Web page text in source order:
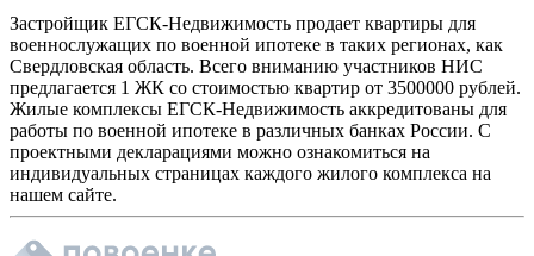
Застройщик ЕГСК-Недвижимость продает квартиры для
военнослужащих по военной ипотеке в таких регионах, как
Свердловская область. Всего вниманию участников НИС
предлагается 1 ЖК со стоимостью квартир от 3500000 рублей.
Жилые комплексы ЕГСК-Недвижимость аккредитованы для
работы по военной ипотеке в различных банках России. С
проектными декларациями можно ознакомиться на
индивидуальных страницах каждого жилого комплекса на
нашем сайте.